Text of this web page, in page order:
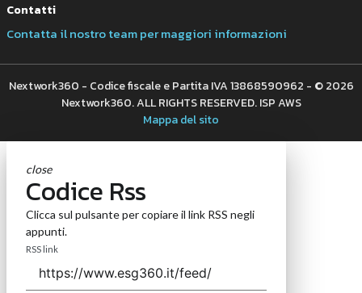
Contatti
Contatta il nostro team per maggiori informazioni
Nextwork360 - Codice fiscale e Partita IVA 13868590962 - © 2026
Nextwork360. ALL RIGHTS RESERVED. ISP AWS
Mappa del sito
close
Codice Rss
Clicca sul pulsante per copiare il link RSS negli
appunti.
RSS link